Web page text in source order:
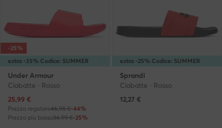
extra -35% Codice: SUMMER
-25%
Under Armour
Ciabatte · Rosso
Prezzo attuale
25,99 €
Prezzo regolare46,95 €-44%
Prezzo più basso34,99 €-25%
extra -25% Codice: SUMMER
Sprandi
Ciabatte · Rosso
12,27 €